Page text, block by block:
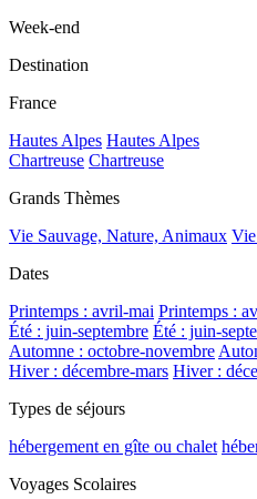
Week-end
Destination
France
Hautes Alpes Hautes Alpes
Chartreuse Chartreuse
Grands Thèmes
Vie Sauvage, Nature, Animaux
Dates
Printemps : avril-mai Printemps :
Été : juin-septembre Été : juin-
Automne : octobre-novembre
Hiver : décembre-mars Hiver :
Types de séjours
hébergement en gîte ou chalet
Voyages Scolaires